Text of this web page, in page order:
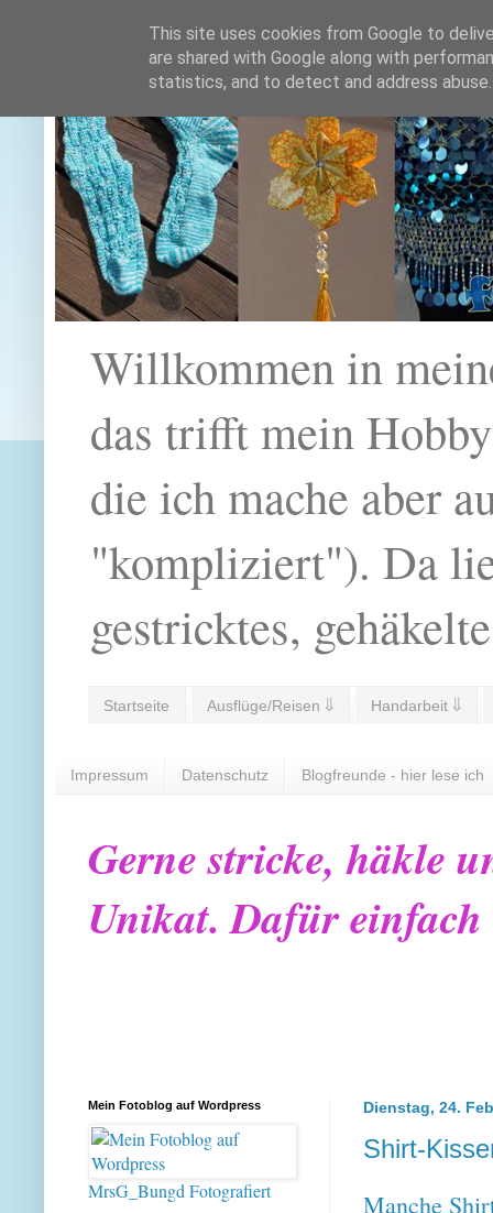
Willkommen in
das trifft mein
die ich mache aber
"kompliziert"). Da
gestricktes,
Startseite Ausflüge/Reisen ⇓ Handarbeit ⇓
Impressum Datenschutz Blogfreunde - hier lese ich
Gerne stricke, häkle
Unikat. Dafür
Dienstag, 24.
Shirt-
Manche
Mein Fotoblog auf Wordpress
MrsG_Bungd Fotografiert
This site uses cookies from Google to
are shared with Google along with
statistics, and to detect and address abuse.